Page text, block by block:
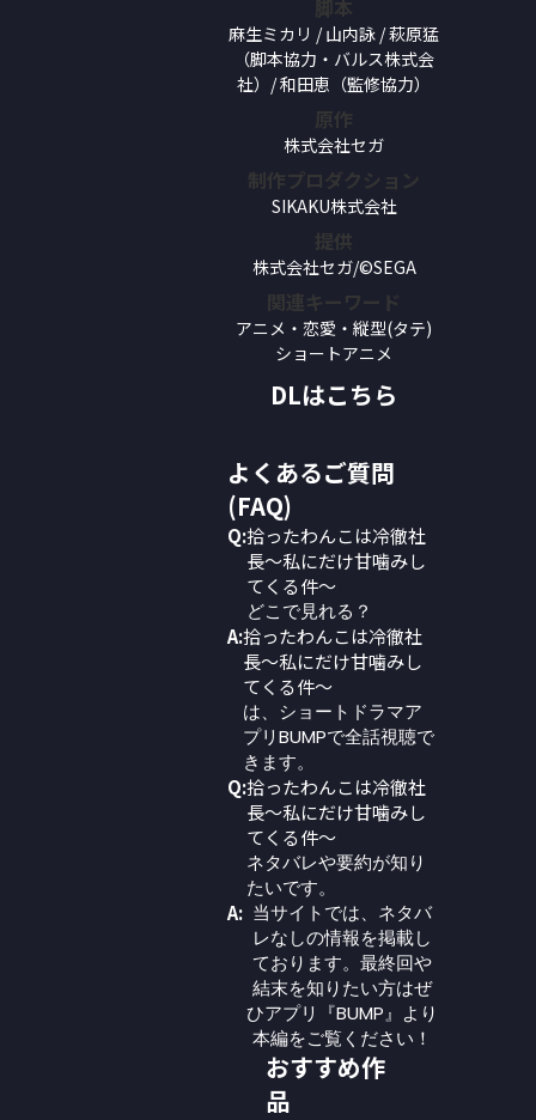
脚本
麻生ミカリ / 山内詠 / 萩原猛
（脚本協力・バルス株式会
社）/ 和田恵（監修協力）
原作
株式会社セガ
制作プロダクション
SIKAKU株式会社
提供
株式会社セガ/©SEGA
関連キーワード
アニメ・恋愛・縦型(タテ)
ショートアニメ
DLはこちら
よくあるご質問
(FAQ)
Q:拾ったわんこは冷徹社
長～私にだけ甘噛みし
てくる件～
どこで見れる？
A:拾ったわんこは冷徹社
長～私にだけ甘噛みし
てくる件～
は、ショートドラマア
プリBUMPで全話視聴で
きます。
Q:拾ったわんこは冷徹社
長～私にだけ甘噛みし
てくる件～
ネタバレや要約が知り
たいです。
A: 当サイトでは、ネタバ
レなしの情報を掲載し
ております。最終回や
結末を知りたい方はぜ
ひアプリ『BUMP』より
本編をご覧ください！
おすすめ作
品